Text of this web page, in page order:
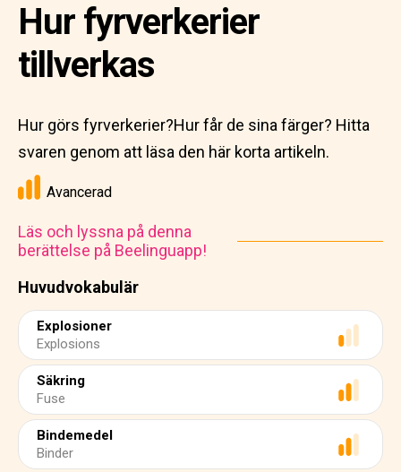
Huvudvokabulär
Explosioner
Explosions
Säkring
Fuse
Bindemedel
Binder
Hur fyrverkerier
tillverkas
Hur görs fyrverkerier?Hur får de sina färger? Hitta
svaren genom att läsa den här korta artikeln.
Avancerad
Läs och lyssna på denna
berättelse på Beelinguapp!